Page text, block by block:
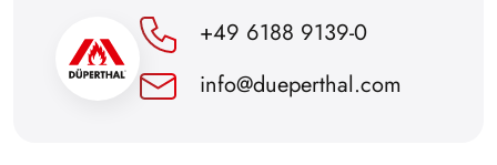
+49 6188 9139-0
info@dueperthal.com